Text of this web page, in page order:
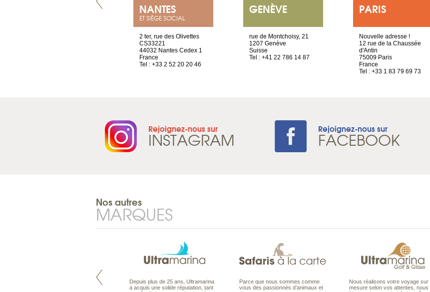
NANTES
ET SIÈGE SOCIAL
2 ter, rue des Olivettes
CS33221
44032 Nantes Cedex 1
France
Tel : +33 2 52 20 20 46
GENÈVE
rue de Montchoisy, 21
1207 Genève
Suisse
Tel : +41 22 786 14 87
PARIS
Nouvelle adresse !
12 rue de la Chaussée
d'Antin
75009 Paris
France
Tel : +33 1 83 79 69 73
Rejoignez-nous sur
INSTAGRAM Rejoignez-nous sur
FACEBOOK
Nos autres
MARQUES
Maldives à la Carte propose tous
Depuis plus de 25 ans, Ultramarina
a acquis une solide réputation, tant
Parce que nous sommes comme
vous des passionnés d’animaux et
Nous réalisons votre voyage sur
mesure selon vos attentes, nous